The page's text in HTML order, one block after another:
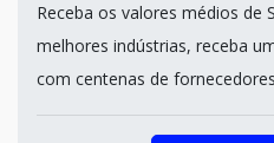
Receba os valores médios de
melhores indústrias, receba
com centenas de